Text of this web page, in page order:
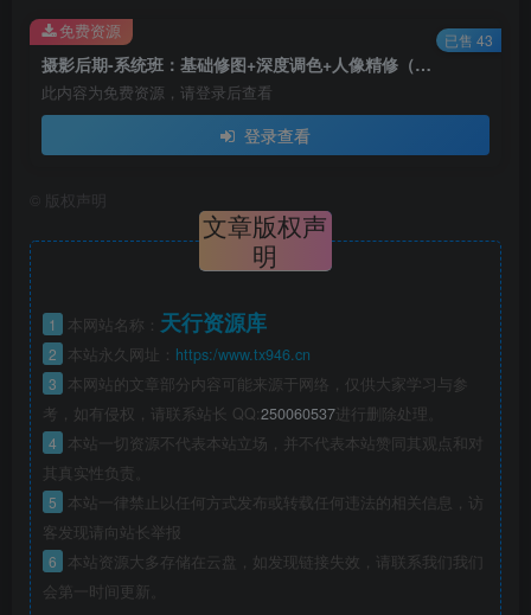
摄影后期-系统班：基础修图+深度调色+人像精修（19节课）
此内容为免费资源，请登录后查看
登录查看
免费资源 已售 43
版权声明
文章版权声
明
1 本网站名称： 天行资源库
2 本站永久网址： https:/www.tx946.cn
3
本网站的文章部分内容可能来源于网络，仅供大家学习与参
考，如有侵权，请联系站长 QQ:250060537进行删除处理。
4
本站一切资源不代表本站立场，并不代表本站赞同其观点和对
其真实性负责。
5
本站一律禁止以任何方式发布或转载任何违法的相关信息，访
客发现请向站长举报
6
本站资源大多存储在云盘，如发现链接失效，请联系我们我们
会第一时间更新。